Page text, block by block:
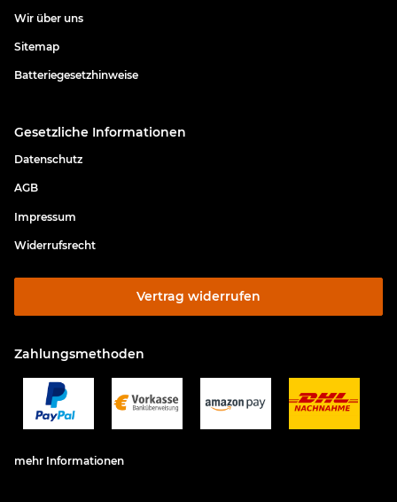
Wir über uns
Sitemap
Batteriegesetzhinweise
Gesetzliche Informationen
Datenschutz
AGB
Impressum
Widerrufsrecht
Vertrag widerrufen
Zahlungsmethoden
mehr Informationen